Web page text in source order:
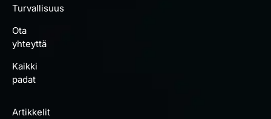
Turvallisuus
Ota
yhteyttä
Kaikki
padat
Artikkelit